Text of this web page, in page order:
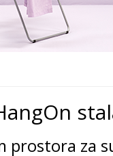
prostora za